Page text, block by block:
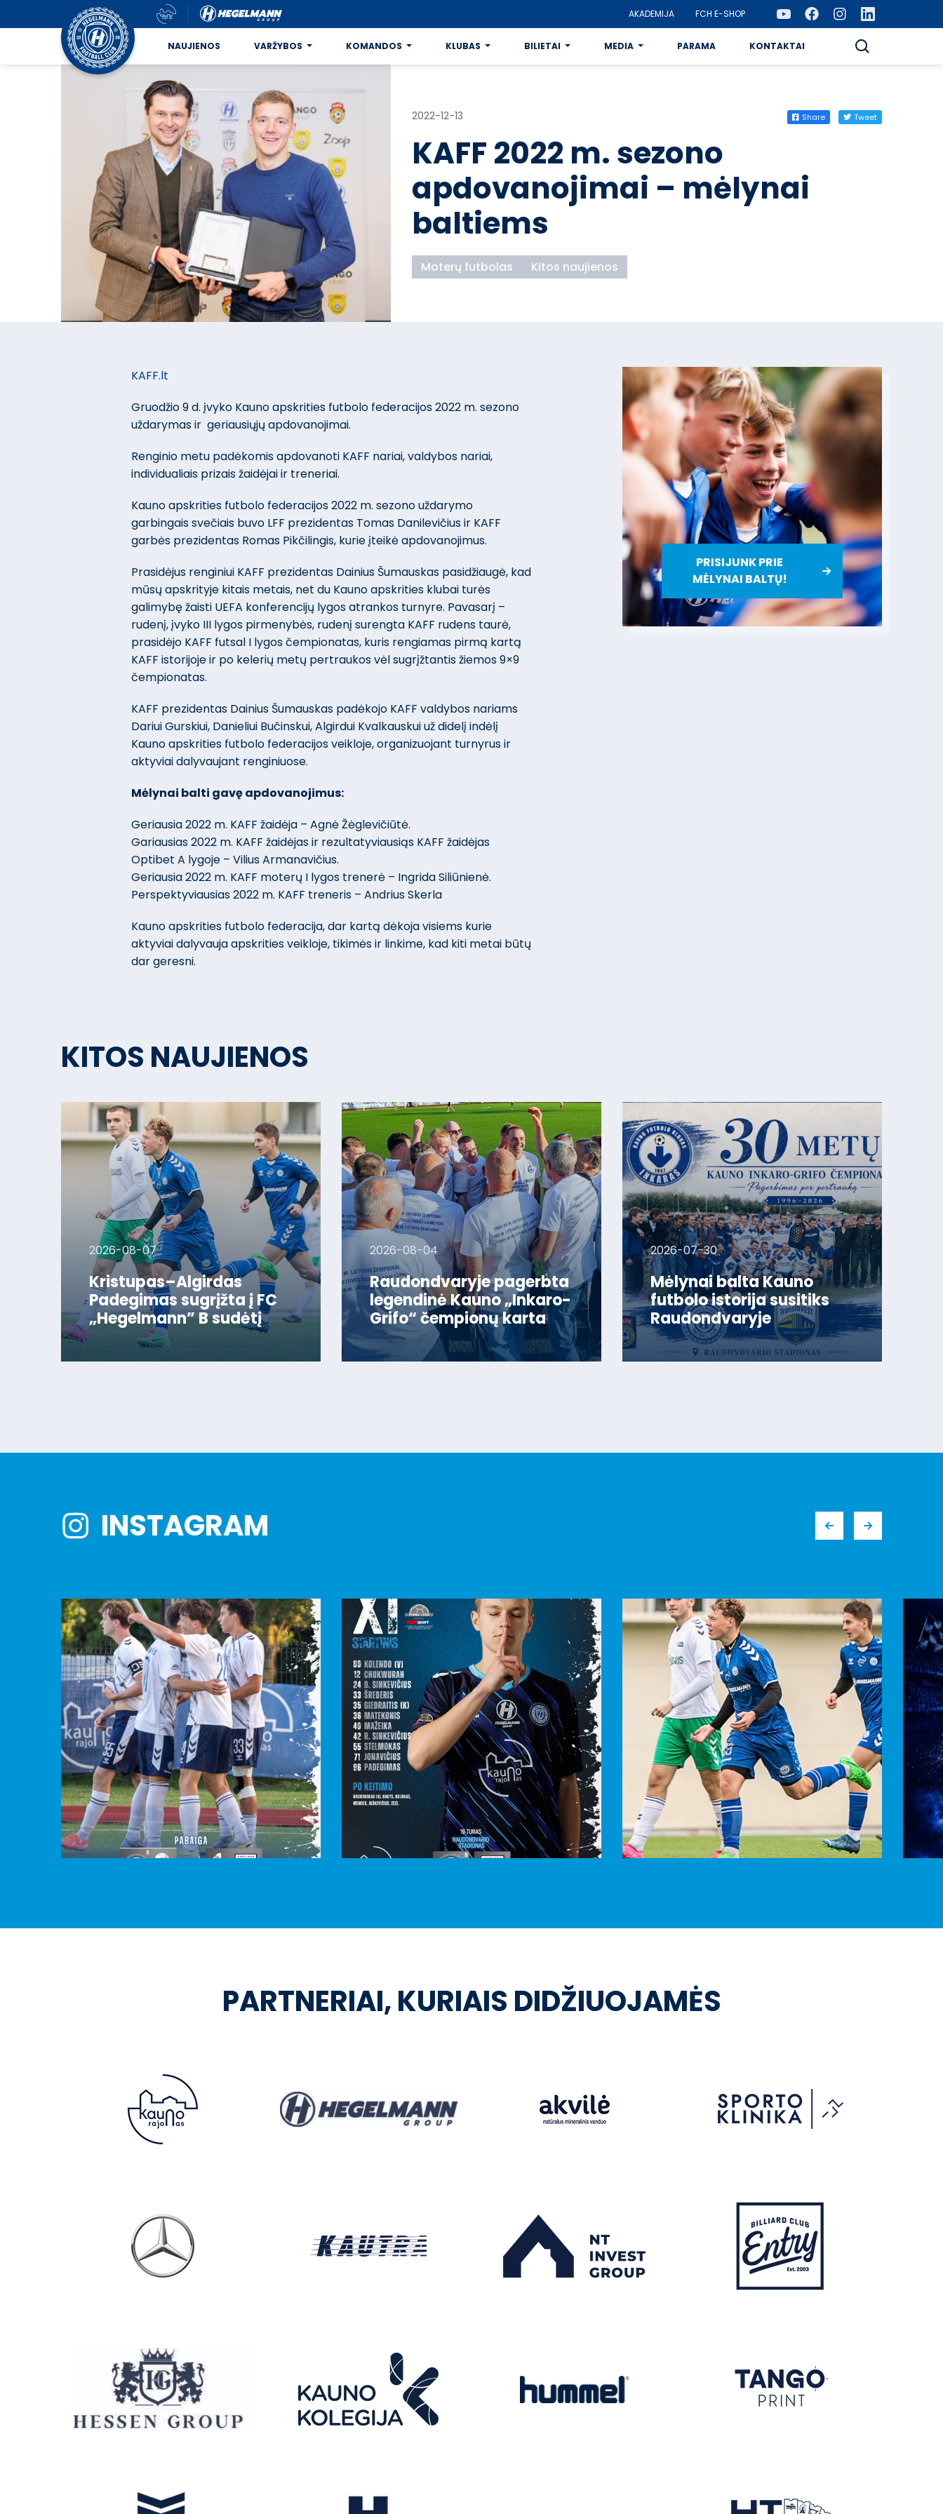
NAUJIENOS VARŽYBOS KOMANDOS KLUBAS BILIETAI MEDIA PARAMA KONTAKTAI
AKADEMIJA FCH E-SHOP
2022-12-13 Share Tweet
KAFF 2022 m. sezono
apdovanojimai – mėlynai
baltiems
Moterų futbolas Kitos naujienos
KAFF.lt
Gruodžio 9 d. įvyko Kauno apskrities futbolo federacijos 2022 m. sezono
uždarymas ir geriausiųjų apdovanojimai.
Renginio metu padėkomis apdovanoti KAFF nariai, valdybos nariai,
individualiais prizais žaidėjai ir treneriai.
Kauno apskrities futbolo federacijos 2022 m. sezono uždarymo
garbingais svečiais buvo LFF prezidentas Tomas Danilevičius ir KAFF
garbės prezidentas Romas Pikčilingis, kurie įteikė apdovanojimus.
Prasidėjus renginiui KAFF prezidentas Dainius Šumauskas pasidžiaugė, kad
mūsų apskrityje kitais metais, net du Kauno apskrities klubai turės
galimybę žaisti UEFA konferencijų lygos atrankos turnyre. Pavasarį –
rudenį, įvyko III lygos pirmenybės, rudenį surengta KAFF rudens taurė,
prasidėjo KAFF futsal I lygos čempionatas, kuris rengiamas pirmą kartą
KAFF istorijoje ir po kelerių metų pertraukos vėl sugrįžtantis žiemos 9×9
čempionatas.
KAFF prezidentas Dainius Šumauskas padėkojo KAFF valdybos nariams
Dariui Gurskiui, Danieliui Bučinskui, Algirdui Kvalkauskui už didelį indėlį
Kauno apskrities futbolo federacijos veikloje, organizuojant turnyrus ir
aktyviai dalyvaujant renginiuose.
Mėlynai balti gavę apdovanojimus:
Geriausia 2022 m. KAFF žaidėja – Agnė Žėglevičiūtė.
Gariausias 2022 m. KAFF žaidėjas ir rezultatyviausiąs KAFF žaidėjas
Optibet A lygoje – Vilius Armanavičius.
Geriausia 2022 m. KAFF moterų I lygos trenerė – Ingrida Siliūnienė.
Perspektyviausias 2022 m. KAFF treneris – Andrius Skerla
Kauno apskrities futbolo federacija, dar kartą dėkoja visiems kurie
aktyviai dalyvauja apskrities veikloje, tikimės ir linkime, kad kiti metai būtų
dar geresni.
PRISIJUNK PRIE
MĖLYNAI BALTŲ!
KITOS NAUJIENOS
2026-08-07
Kristupas–Algirdas
Padegimas sugrįžta į FC
„Hegelmann” B sudėtį
2026-08-04
Raudondvaryje pagerbta
legendinė Kauno „Inkaro-
Grifo“ čempionų karta
2026-07-30
Mėlynai balta Kauno
futbolo istorija susitiks
Raudondvaryje
INSTAGRAM
PARTNERIAI, KURIAIS DIDŽIUOJAMĖS